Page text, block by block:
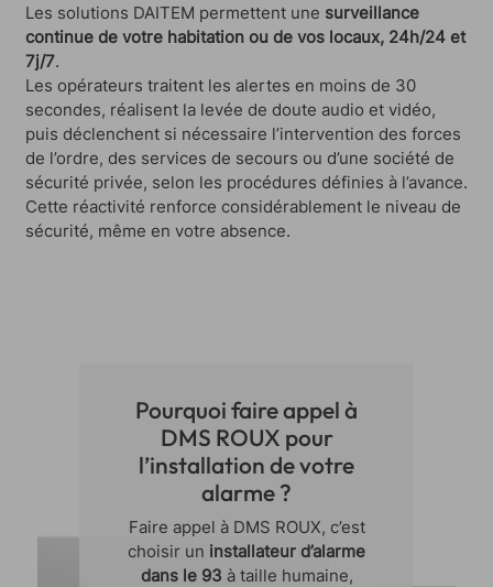
Les solutions DAITEM permettent une surveillance
continue de votre habitation ou de vos locaux, 24h/24 et
7j/7.
Les opérateurs traitent les alertes en moins de 30
secondes, réalisent la levée de doute audio et vidéo,
puis déclenchent si nécessaire l’intervention des forces
de l’ordre, des services de secours ou d’une société de
sécurité privée, selon les procédures définies à l’avance.
Cette réactivité renforce considérablement le niveau de
sécurité, même en votre absence.
Pourquoi faire appel à
DMS ROUX pour
l’installation de votre
alarme ?
Faire appel à DMS ROUX, c’est
choisir un installateur d’alarme
dans le 93 à taille humaine,